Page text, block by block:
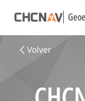
Volver